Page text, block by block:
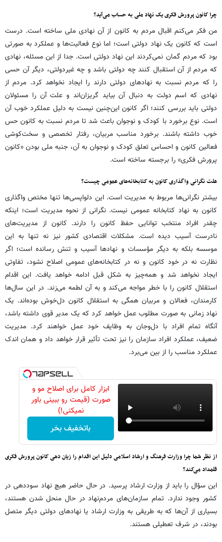
چرا کانون پرورش فکری یک نهاد ملی به حساب می‌آید؟
من فکر می‌کنم اقبال مردم به کانون از آن نهادی ملی ساخته است. درست
است که کانون یک نهاد دولتی است؛ اما نوع فعالیت‌ها و عملکرد به صورتی
بود که مردم گمان نمی‌کردند این نهاد دولتی است. جدا از این مسئله، نهادی
که مردم از آن استقبال کنند چه دولتی باشد و چه غیردولتی، دیگر آن حسی
را که مردم نسبت به نهادهای دولتی دارند را ایجاد نخواهد کرد. مردم از
نهادی که اسم دولت به دنبال آن بیاید گریزان‌اند و علت آن را مسئولان
دولتی باید بررسی کنند؛ اگر کانون این‌چنین نیست به دلیل عملکرد خوب آن
است. نوع برخورد با کودک و نوجوان باعث شد تا مردم نسبت به کانون حس
خوب داشته باشند. برخورد مناسب مربیان، رفتار تخصصی و سخت‌کوشی
فعالین کانون و احساس تعلق کودک و نوجوان به آن، جنبه ملی بودن «کانون
پرورش فکری» را برجسته ساخته است.
علت نگرانی واگذاری کانون به کتابخانه‌های عمومی چیست؟
بیشتر نگرانی‌ها مربوط به مدیریت است. این دلواپسی‌ها تنها مختص واگذاری
کانون به نهاد کتابخانه عمومی نیست. نگرانی از نحوه مدیریت است؛ اینکه
چقدر افراد منتخب توانایی حفظ کانون را دارند. کانون از مدیریت‌های
نادرست آسیب دیده است. مشکلات اقتصادی کشور نیز نه تنها به این
موسسه بلکه به دیگر مؤسسات و نهادها آسیب و تنش رسانده است؛ اگر
نظارت نه در خود کانون و نه در کتابخانه‌های عمومی اصلاح نشود، تفاوتی
ایجاد نخواهد شد و همه‌چیز به شکل قبل ادامه خواهد یافت. این اقدام
استقلال کانون را با خطر مواجه می‌کند و به آن لطمه می‌زند. در این سال‌ها
کارمندان، فعالان و مربیان همگی به استقلال کانون دل‌خوش بوده‌اند. یک
نهاد زمانی به صورت مطلوب عمل خواهد کرد که یک مدیر قوی داشته باشد،
آنگاه تمام افراد با دل‌وجان به وظایف خود عمل خواهند کرد. مدیریت
ضعیف، عملکرد افراد سازمان را نیز تحت تأثیر قرار خواهد داد و همان اندک
عملکرد مناسب را از بین می‌برد.
ابزار کامل برای اصلاح مو و
صورت (قیمت رو ببینی باور
نمیکنی!)
باتخفیف بخر
از نظر شما چرا وزارت فرهنگ و ارشاد اسلامی دلیل این اقدام را زیان دهی کانون پرورش فکری
قلمداد می‌کند؟
این سؤال را باید از وزارت ارشاد پرسید. در حال حاضر هیچ نهاد سوددهی در
کشور وجود ندارد. تمام سازمان‌های مردم‌نهاد در حال منحل شدن هستند،
بسیاری از آن‌ها که به طریقی به وزارت ارشاد یا نهادهای دولتی دیگر متصل
بودند، در شرف تعطیلی هستند.